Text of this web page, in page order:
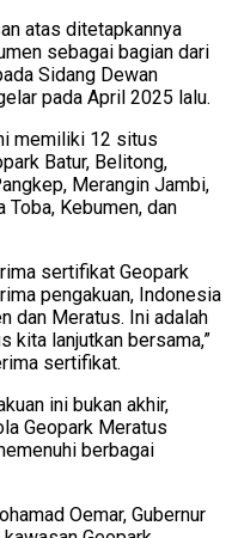
atas ditetapkannya
sebagai bagian dari
Sidang Dewan
pada April 2025 lalu.
memiliki 12 situs
Batur, Belitong,
Merangin Jambi,
Toba, Kebumen, dan
sertifikat Geopark
pengakuan, Indonesia
dan Meratus. Ini adalah
kita lanjutkan bersama,”
sertifikat.
ini bukan akhir,
Geopark Meratus
berbagai
Oemar, Gubernur